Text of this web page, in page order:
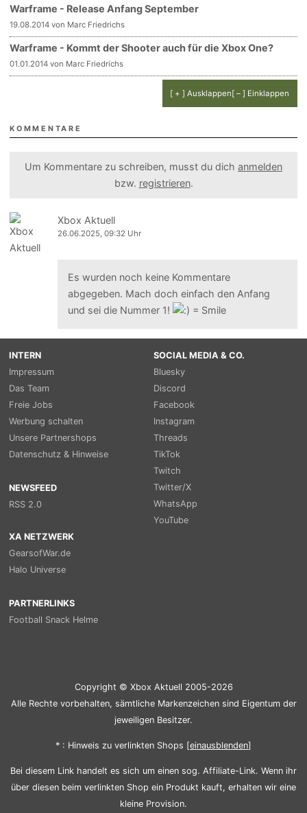
Warframe - Release Anfang September
19.08.2014 von Marc Friedrichs
Warframe - Kommt der Shooter auch für die Xbox One?
01.01.2014 von Marc Friedrichs
[ + ] Ausklappen[ – ] Einklappen
KOMMENTARE
Um Kommentare zu schreiben, musst du dich anmelden
bzw. registrieren.
Xbox Aktuell
26.06.2025, 09:32 Uhr
Es wurden noch keine Kommentare
abgegeben. Mach doch einfach den Anfang
und sei die Nummer 1!
INTERN
Impressum
Das Team
Freie Jobs
Werbung schalten
Unsere Partnershops
Datenschutz & Hinweise
NEWSFEED
RSS 2.0
SOCIAL MEDIA & CO.
Bluesky
Discord
Facebook
Instagram
Threads
TikTok
Twitch
Twitter/X
WhatsApp
YouTube
XA NETZWERK
GearsofWar.de
Halo Universe
PARTNERLINKS
Football Snack Helme
Copyright © Xbox Aktuell 2005-2026
Alle Rechte vorbehalten, sämtliche Markenzeichen sind Eigentum der
jeweiligen Besitzer.
* : Hinweis zu verlinkten Shops [einausblenden]
Bei diesem Link handelt es sich um einen sog. Affiliate-Link. Wenn ihr
über diesen beim verlinkten Shop ein Produkt kauft, erhalten wir eine
kleine Provision.